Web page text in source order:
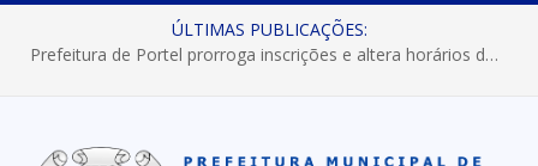
ÚLTIMAS PUBLICAÇÕES:
Prefeitura de Portel prorroga inscrições e altera horários dos concursos “Musa” e “Miss Mix Verão 2026”